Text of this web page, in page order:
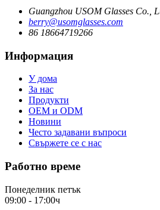
Guangzhou USOM Glasses Co.,
berry@usomglasses.com
86 18664719266
Информация
У дома
За нас
Продукти
OEM и ODM
Новини
Често задавани въпроси
Свържете се с нас
Работно време
Понеделник петък
09:00 - 17:00ч